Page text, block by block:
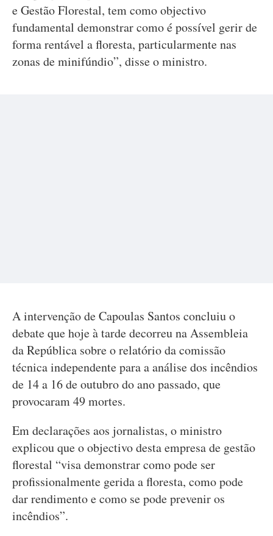
e Gestão Florestal, tem como objectivo
fundamental demonstrar como é possível gerir de
forma rentável a floresta, particularmente nas
zonas de minifúndio”, disse o ministro.
A intervenção de Capoulas Santos concluiu o
debate que hoje à tarde decorreu na Assembleia
da República sobre o relatório da comissão
técnica independente para a análise dos incêndios
de 14 a 16 de outubro do ano passado, que
provocaram 49 mortes.
Em declarações aos jornalistas, o ministro
explicou que o objectivo desta empresa de gestão
florestal “visa demonstrar como pode ser
profissionalmente gerida a floresta, como pode
dar rendimento e como se pode prevenir os
incêndios”.